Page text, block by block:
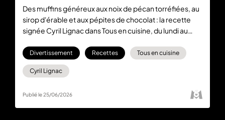
Des muffins généreux aux noix de pécan torréfiées, au
sirop d'érable et aux pépites de chocolat : la recette
signée Cyril Lignac dans Tous en cuisine, du lundi au
Divertissement Recettes Tous en cuisine
Cyril Lignac
Publié le 25/06/2026